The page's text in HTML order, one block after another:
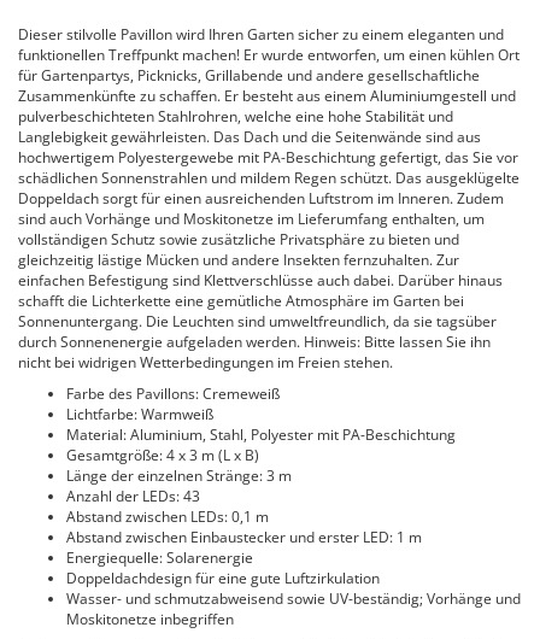
Dieser stilvolle Pavillon wird Ihren Garten sicher zu einem eleganten und
funktionellen Treffpunkt machen! Er wurde entworfen, um einen kühlen Ort
für Gartenpartys, Picknicks, Grillabende und andere gesellschaftliche
Zusammenkünfte zu schaffen. Er besteht aus einem Aluminiumgestell und
pulverbeschichteten Stahlrohren, welche eine hohe Stabilität und
Langlebigkeit gewährleisten. Das Dach und die Seitenwände sind aus
hochwertigem Polyestergewebe mit PA-Beschichtung gefertigt, das Sie vor
schädlichen Sonnenstrahlen und mildem Regen schützt. Das ausgeklügelte
Doppeldach sorgt für einen ausreichenden Luftstrom im Inneren. Zudem
sind auch Vorhänge und Moskitonetze im Lieferumfang enthalten, um
vollständigen Schutz sowie zusätzliche Privatsphäre zu bieten und
gleichzeitig lästige Mücken und andere Insekten fernzuhalten. Zur
einfachen Befestigung sind Klettverschlüsse auch dabei. Darüber hinaus
schafft die Lichterkette eine gemütliche Atmosphäre im Garten bei
Sonnenuntergang. Die Leuchten sind umweltfreundlich, da sie tagsüber
durch Sonnenenergie aufgeladen werden. Hinweis: Bitte lassen Sie ihn
nicht bei widrigen Wetterbedingungen im Freien stehen.
Farbe des Pavillons: Cremeweiß
Lichtfarbe: Warmweiß
Material: Aluminium, Stahl, Polyester mit PA-Beschichtung
Gesamtgröße: 4 x 3 m (L x B)
Länge der einzelnen Stränge: 3 m
Anzahl der LEDs: 43
Abstand zwischen LEDs: 0,1 m
Abstand zwischen Einbaustecker und erster LED: 1 m
Energiequelle: Solarenergie
Doppeldachdesign für eine gute Luftzirkulation
Wasser- und schmutzabweisend sowie UV-beständig; Vorhänge und
Moskitonetze inbegriffen